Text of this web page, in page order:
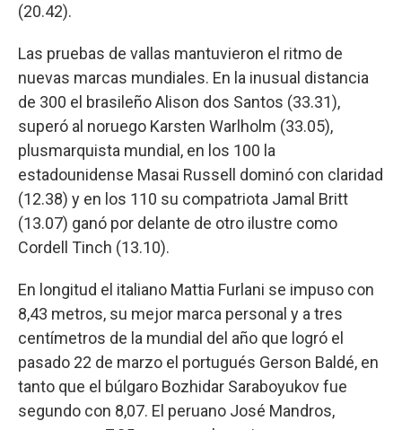
(20.42).
Las pruebas de vallas mantuvieron el ritmo de
nuevas marcas mundiales. En la inusual distancia
de 300 el brasileño Alison dos Santos (33.31),
superó al noruego Karsten Warlholm (33.05),
plusmarquista mundial, en los 100 la
estadounidense Masai Russell dominó con claridad
(12.38) y en los 110 su compatriota Jamal Britt
(13.07) ganó por delante de otro ilustre como
Cordell Tinch (13.10).
En longitud el italiano Mattia Furlani se impuso con
8,43 metros, su mejor marca personal y a tres
centímetros de la mundial del año que logró el
pasado 22 de marzo el portugués Gerson Baldé, en
tanto que el búlgaro Bozhidar Saraboyukov fue
segundo con 8,07. El peruano José Mandros,